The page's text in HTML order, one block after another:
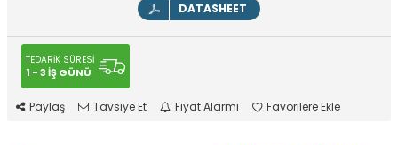
DATASHEET
TEDARİK SÜRESİ
1 - 3 İŞ GÜNÜ
Paylaş Tavsiye Et Fiyat Alarmı Favorilere Ekle